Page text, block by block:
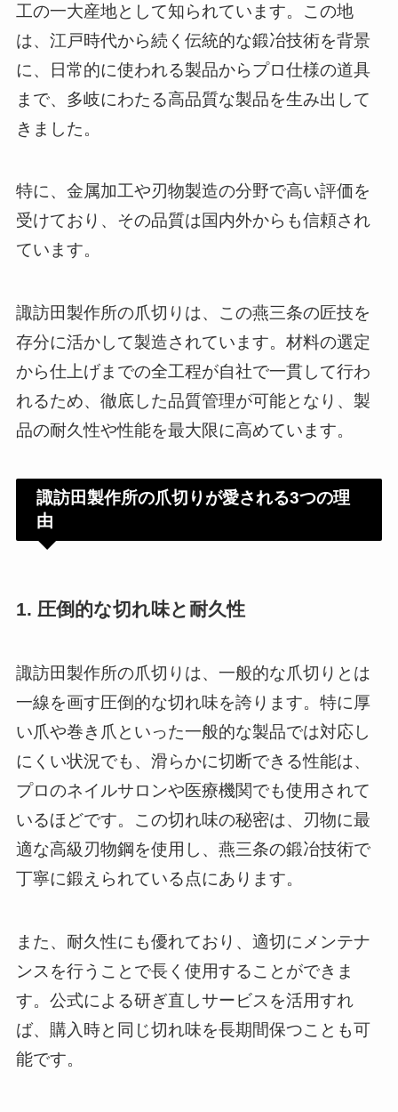
工の一大産地として知られています。この地
は、江戸時代から続く伝統的な鍛冶技術を背景
に、日常的に使われる製品からプロ仕様の道具
まで、多岐にわたる高品質な製品を生み出して
きました。
特に、金属加工や刃物製造の分野で高い評価を
受けており、その品質は国内外からも信頼され
ています。
諏訪田製作所の爪切りは、この燕三条の匠技を
存分に活かして製造されています。材料の選定
から仕上げまでの全工程が自社で一貫して行わ
れるため、徹底した品質管理が可能となり、製
品の耐久性や性能を最大限に高めています。
諏訪田製作所の爪切りが愛される3つの理
由
1. 圧倒的な切れ味と耐久性
諏訪田製作所の爪切りは、一般的な爪切りとは
一線を画す圧倒的な切れ味を誇ります。特に厚
い爪や巻き爪といった一般的な製品では対応し
にくい状況でも、滑らかに切断できる性能は、
プロのネイルサロンや医療機関でも使用されて
いるほどです。この切れ味の秘密は、刃物に最
適な高級刃物鋼を使用し、燕三条の鍛冶技術で
丁寧に鍛えられている点にあります。
また、耐久性にも優れており、適切にメンテナ
ンスを行うことで長く使用することができま
す。公式による研ぎ直しサービスを活用すれ
ば、購入時と同じ切れ味を長期間保つことも可
能です。